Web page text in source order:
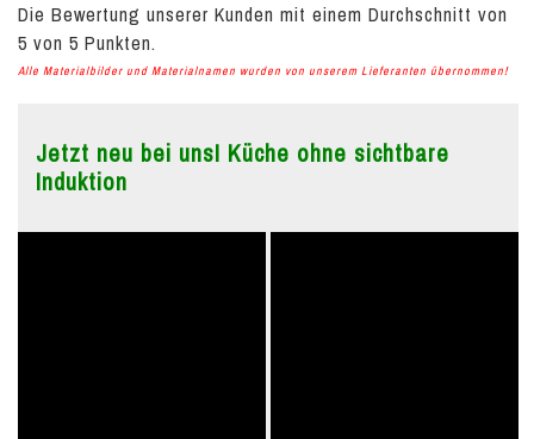
Die Bewertung unserer Kunden mit einem Durchschnitt von
5 von 5 Punkten.
Alle Materialbilder und Materialnamen wurden von unserem Lieferanten übernommen!
Jetzt neu bei uns! Küche ohne sichtbare
Induktion